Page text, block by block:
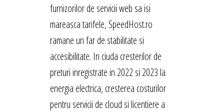
furnizorilor de servicii web sa isi
mareasca tarifele, SpeedHost.ro
ramane un far de stabilitate si
accesibilitate. In ciuda cresterilor de
preturi inregistrate in 2022 si 2023 la
energia electrica, cresterea costurilor
pentru servicii de cloud si licentiere a